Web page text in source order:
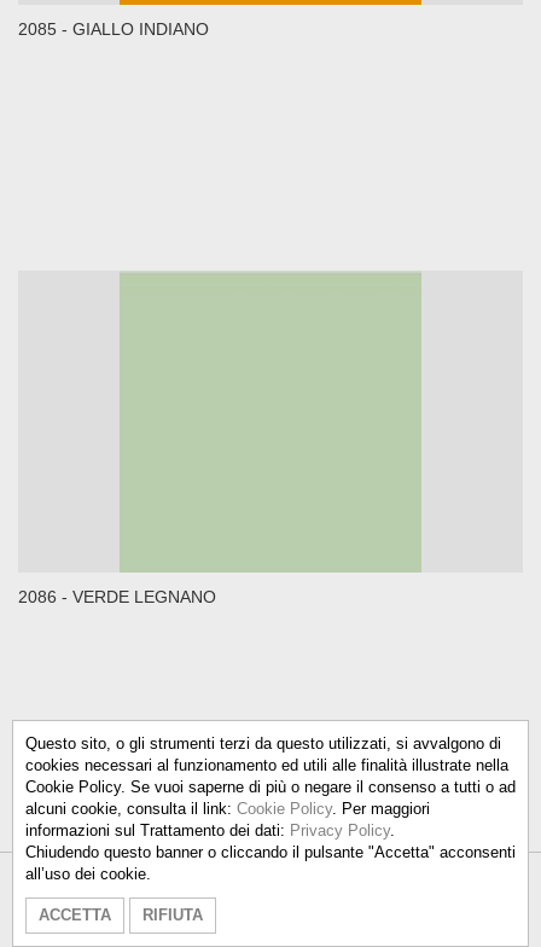
2085 - GIALLO INDIANO
2086 - VERDE LEGNANO
Talken Color S.r.l.
Questo sito, o gli strumenti terzi da questo utilizzati, si avvalgono di
cookies necessari al funzionamento ed utili alle finalità illustrate nella
Cookie Policy. Se vuoi saperne di più o negare il consenso a tutti o ad
alcuni cookie, consulta il link: Cookie Policy. Per maggiori
informazioni sul Trattamento dei dati: Privacy Policy.
Chiudendo questo banner o cliccando il pulsante "Accetta" acconsenti
all’uso dei cookie.
ACCETTA RIFIUTA